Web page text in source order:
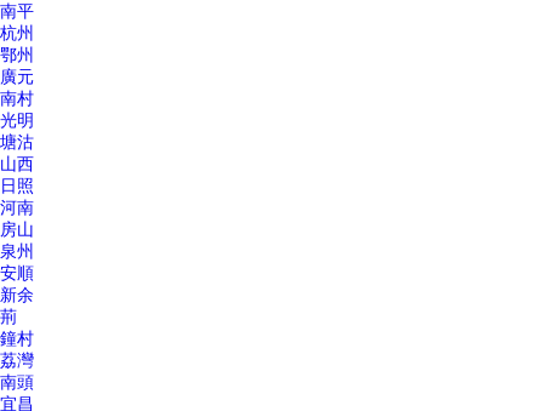
南平
杭州
鄂州
廣元
南村
光明
塘沽
山西
日照
河南
房山
泉州
安順
新余
荊
鐘村
荔灣
南頭
宜昌